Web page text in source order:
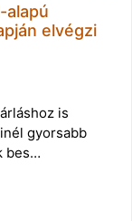
alapú
elvégzi
is
gyorsabb
bes…